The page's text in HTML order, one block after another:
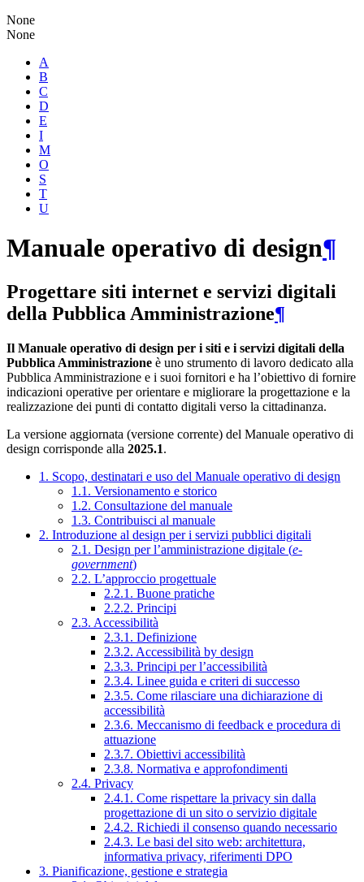
None
None
A
B
C
D
E
I
M
O
S
T
U
Manuale operativo di design¶
Progettare siti internet e servizi digitali
della Pubblica Amministrazione¶
Il Manuale operativo di design per i siti e i servizi digitali della
Pubblica Amministrazione è uno strumento di lavoro dedicato alla
Pubblica Amministrazione e i suoi fornitori e ha l’obiettivo di fornire
indicazioni operative per orientare e migliorare la progettazione e la
realizzazione dei punti di contatto digitali verso la cittadinanza.
La versione aggiornata (versione corrente) del Manuale operativo di
design corrisponde alla 2025.1.
1. Scopo, destinatari e uso del Manuale operativo di design
1.1. Versionamento e storico
1.2. Consultazione del manuale
1.3. Contribuisci al manuale
2. Introduzione al design per i servizi pubblici digitali
2.1. Design per l’amministrazione digitale (e-
government)
2.2. L’approccio progettuale
2.2.1. Buone pratiche
2.2.2. Principi
2.3. Accessibilità
2.3.1. Definizione
2.3.2. Accessibilità by design
2.3.3. Principi per l’accessibilità
2.3.4. Linee guida e criteri di successo
2.3.5. Come rilasciare una dichiarazione di
accessibilità
2.3.6. Meccanismo di feedback e procedura di
attuazione
2.3.7. Obiettivi accessibilità
2.3.8. Normativa e approfondimenti
2.4. Privacy
2.4.1. Come rispettare la privacy sin dalla
progettazione di un sito o servizio digitale
2.4.2. Richiedi il consenso quando necessario
2.4.3. Le basi del sito web: architettura,
informativa privacy, riferimenti DPO
3. Pianificazione, gestione e strategia